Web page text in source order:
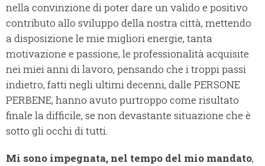
nella convinzione di poter dare un valido e positivo
contributo allo sviluppo della nostra città, mettendo
a disposizione le mie migliori energie, tanta
motivazione e passione, le professionalità acquisite
nei miei anni di lavoro, pensando che i troppi passi
indietro, fatti negli ultimi decenni, dalle PERSONE
PERBENE, hanno avuto purtroppo come risultato
finale la difficile, se non devastante situazione che è
sotto gli occhi di tutti.
Mi sono impegnata, nel tempo del mio mandato,